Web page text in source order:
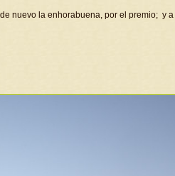
nuevo la enhorabuena, por el premio; y a